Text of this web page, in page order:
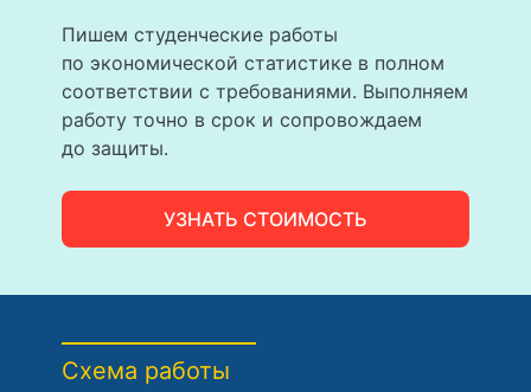
Пишем студенческие работы
по экономической статистике в полном
соответствии с требованиями. Выполняем
работу точно в срок и сопровождаем
до защиты.
УЗНАТЬ СТОИМОСТЬ
Схема работы